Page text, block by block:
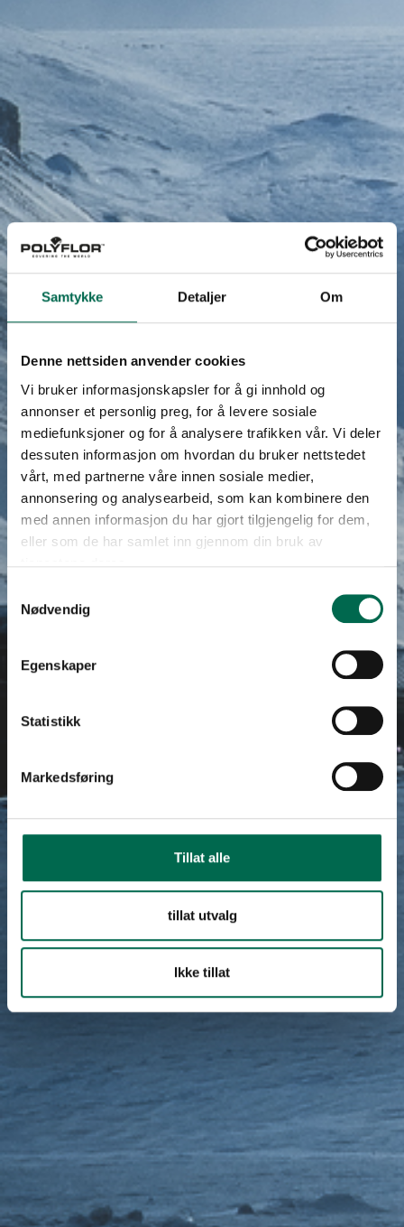
Samtykke Detaljer Om
Denne nettsiden anvender cookies
Vi bruker informasjonskapsler for å gi innhold og
annonser et personlig preg, for å levere sosiale
mediefunksjoner og for å analysere trafikken vår. Vi deler
dessuten informasjon om hvordan du bruker nettstedet
vårt, med partnerne våre innen sosiale medier,
annonsering og analysearbeid, som kan kombinere den
med annen informasjon du har gjort tilgjengelig for dem,
eller som de har samlet inn gjennom din bruk av
Nødvendig
Egenskaper
Statistikk
Markedsføring
Tillat alle
tillat utvalg
Ikke tillat